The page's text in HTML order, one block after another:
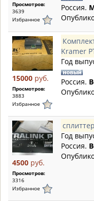
Просмотров:
3639
Избранное
Россия.
15000 руб.
Просмотров:
3883
Избранное
Kramer
Год
Россия.
4500 руб.
Просмотров:
3316
Избранное
Год
Россия.